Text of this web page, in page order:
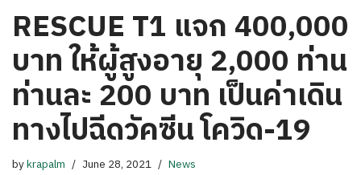
RESCUE T1 แจก 400,000
บาท ให้ผู้สูงอายุ 2,000 ท่าน
ท่านละ 200 บาท เป็นค่าเดิน
ทางไปฉีดวัคซีน โควิด-19
bykrapalm June 28, 2021 News